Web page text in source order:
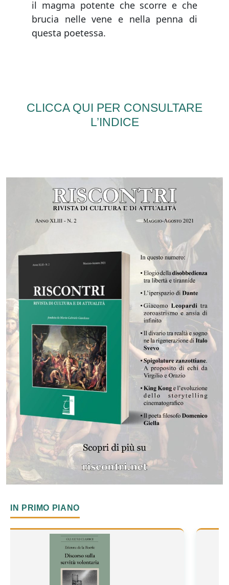
il magma potente che scorre e che
brucia nelle vene e nella penna di
questa poetessa.
CLICCA QUI PER CONSULTARE
L’INDICE
IN PRIMO PIANO